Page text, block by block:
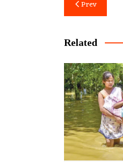
navigation
Prev
Related